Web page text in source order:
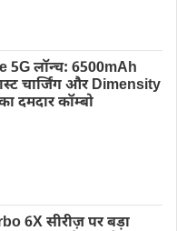
5G लॉन्च: 6500mAh
चार्जिंग और Dimensity
दमदार कॉम्बो
6X सीरीज़ पर बड़ा